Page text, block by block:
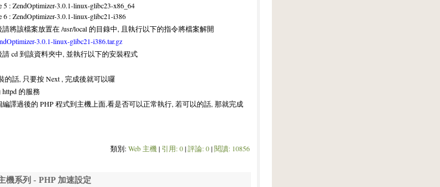
5 : ZendOptimizer-3.0.1-linux-glibc23-x86_64
6 : ZendOptimizer-3.0.1-linux-glibc21-i386
請將該檔案放置在 /usr/local 的目錄中, 且執行以下的指令將檔案解開
3.0.1-linux-glibc21-i386.tar.gz
請 cd 到該資料夾中, 並執行以下的安裝程式
的話, 只要按 Next , 完成後就可以囉
httpd 的服務
編譯過後的 PHP 程式到主機上面,看是否可以正常執行, 若可以的話, 那就完成
類別:Web 主機| 引用: 0|評論: 0|閱讀: 10856
機系列 - PHP 加速設定